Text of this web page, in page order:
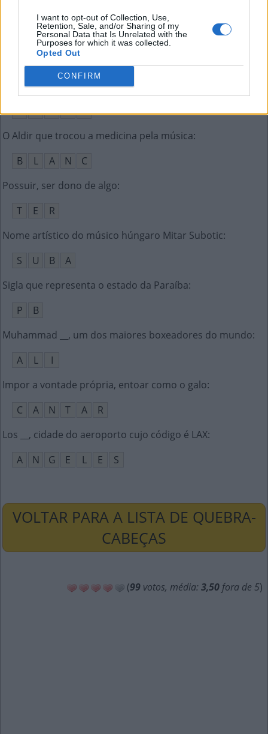
I want to opt-out of Collection, Use,
Retention, Sale, and/or Sharing of my
Personal Data that Is Unrelated with the
Purposes for which it was collected.
Opted Out
CONFIRM
U
B
Movimento para trás
É
R E C U
O
O Aldir que trocou a medicina pela música:
B
L A N
C
Possuir, ser dono de algo:
T
E
R
Nome artístico do músico húngaro Mitar Subotic:
S
U B
A
Sigla que representa o estado da Paraíba:
P
B
Muhammad __, um dos maiores boxeadores do mundo:
A
L
I
Impor a vontade própria, entoar como o galo:
C
A N T A
R
Los __, cidade do aeroporto cujo código é LAX:
A
N G E L E S
VOLTAR PARA A LISTA DE QUEBRA-
CABEÇAS
(99 votos, média: 3,50 fora de 5)